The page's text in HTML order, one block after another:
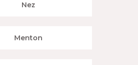
Nez
Menton